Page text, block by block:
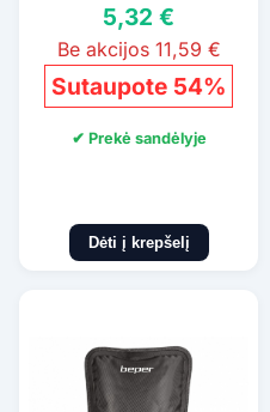
5,32 €
Be akcijos 11,59 €
Sutaupote 54%
✔ Prekė sandėlyje
Dėti į krepšelį